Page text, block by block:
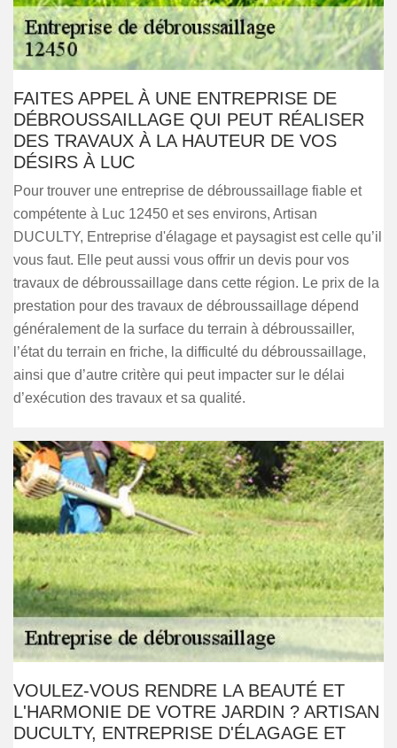
FAITES APPEL À UNE ENTREPRISE DE
DÉBROUSSAILLAGE QUI PEUT RÉALISER
DES TRAVAUX À LA HAUTEUR DE VOS
DÉSIRS À LUC
Pour trouver une entreprise de débroussaillage fiable et
compétente à Luc 12450 et ses environs, Artisan
DUCULTY, Entreprise d'élagage et paysagist est celle qu’il
vous faut. Elle peut aussi vous offrir un devis pour vos
travaux de débroussaillage dans cette région. Le prix de la
prestation pour des travaux de débroussaillage dépend
généralement de la surface du terrain à débroussailler,
l’état du terrain en friche, la difficulté du débroussaillage,
ainsi que d’autre critère qui peut impacter sur le délai
d’exécution des travaux et sa qualité.
VOULEZ-VOUS RENDRE LA BEAUTÉ ET
L'HARMONIE DE VOTRE JARDIN ? ARTISAN
DUCULTY, ENTREPRISE D'ÉLAGAGE ET